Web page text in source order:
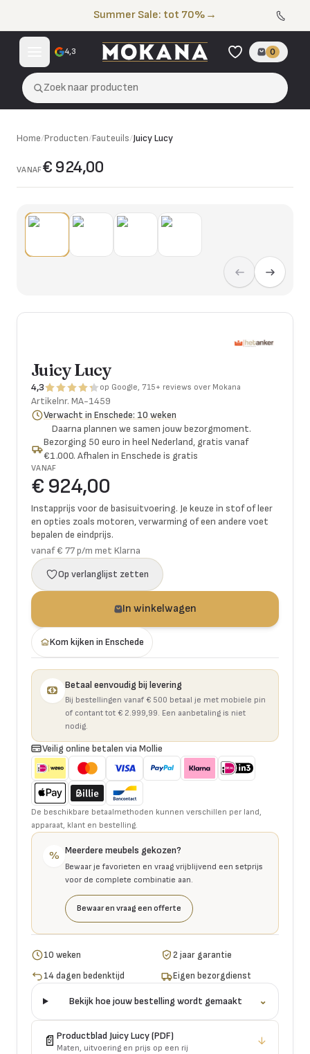
Summer Sale: tot 70% →
4,3 0
Zoek naar producten
Home/Producten/Fauteuils/Juicy Lucy
VANAF€ 924,00
Juicy Lucy
4,3 op Google, 715+ reviews over Mokana
Artikelnr. MA-1459
Verwacht in Enschede: 10 weken
Daarna plannen we samen jouw bezorgmoment.
Bezorging 50 euro in heel Nederland, gratis vanaf
€1.000. Afhalen in Enschede is gratis
VANAF
€ 924,00
Instapprijs voor de basisuitvoering. Je keuze in stof of leer
en opties zoals motoren, verwarming of een andere voet
bepalen de eindprijs.
vanaf € 77 p/m met Klarna
Op verlanglijst zetten
In winkelwagen
Kom kijken in Enschede
Betaal eenvoudig bij levering
Bij bestellingen vanaf € 500 betaal je met mobiele pin
of contant tot € 2.999,99. Een aanbetaling is niet
nodig.
Veilig online betalen via Mollie
De beschikbare betaalmethoden kunnen verschillen per land,
apparaat, klant en bestelling.
% Meerdere meubels gekozen?
Bewaar je favorieten en vraag vrijblijvend een setprijs
voor de complete combinatie aan.
Bewaar en vraag een offerte
10 weken
2 jaar garantie
14 dagen bedenktijd
Eigen bezorgdienst
Bekijk hoe jouw bestelling wordt gemaakt ⌄
📄 Productblad Juicy Lucy(PDF)
Maten, uitvoering en prijs op een rij
↓